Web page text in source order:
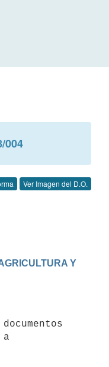
004
Ver Imagen del D.O.
Y